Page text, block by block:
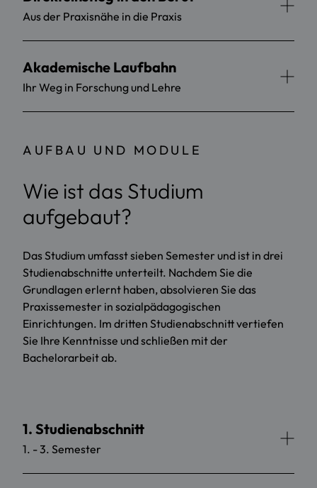
Aus der Praxisnähe in die Praxis
Akademische Laufbahn
Ihr Weg in Forschung und Lehre
AUFBAU UND MODULE
Wie ist das Studium
aufgebaut?
Das Studium umfasst sieben Semester und ist in drei
Studienabschnitte unterteilt. Nachdem Sie die
Grundlagen erlernt haben, absolvieren Sie das
Praxissemester in sozialpädagogischen
Einrichtungen. Im dritten Studienabschnitt vertiefen
Sie Ihre Kenntnisse und schließen mit der
Bachelorarbeit ab.
1. Studienabschnitt
1. - 3. Semester